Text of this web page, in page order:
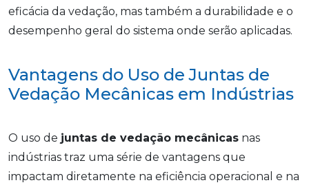
eficácia da vedação, mas também a durabilidade e o
desempenho geral do sistema onde serão aplicadas.
Vantagens do Uso de Juntas de
Vedação Mecânicas em Indústrias
O uso de juntas de vedação mecânicas nas
indústrias traz uma série de vantagens que
impactam diretamente na eficiência operacional e na